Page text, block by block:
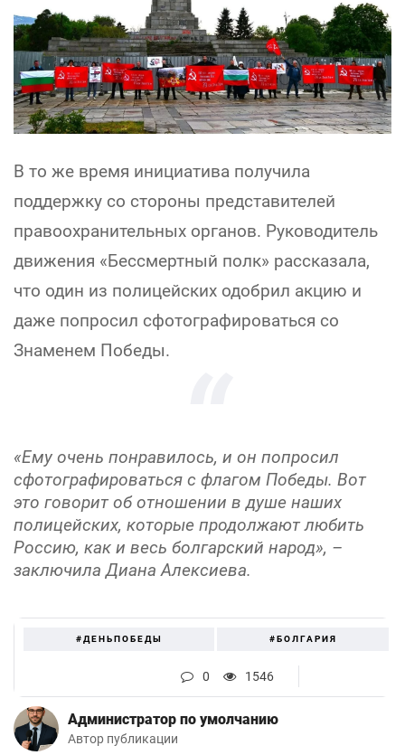
В то же время инициатива получила
поддержку со стороны представителей
правоохранительных органов. Руководитель
движения «Бессмертный полк» рассказала,
что один из полицейских одобрил акцию и
даже попросил сфотографироваться со
Знаменем Победы.
«Ему очень понравилось, и он попросил
сфотографироваться с флагом Победы. Вот
это говорит об отношении в душе наших
полицейских, которые продолжают любить
Россию, как и весь болгарский народ», –
заключила Диана Алексиева.
#ДЕНЬПОБЕДЫ #БОЛГАРИЯ
0 1546
Администратор по умолчанию
Автор публикации